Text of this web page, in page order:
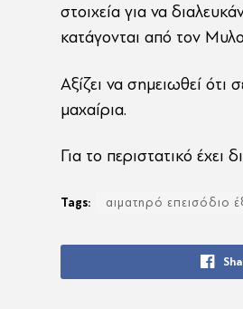
στοιχεία για να
κατάγονται από τον
Αξίζει να σημειωθεί
μαχαίρια.
Για το περιστατικό έχει
Tags: αιματηρό επεισόδιο